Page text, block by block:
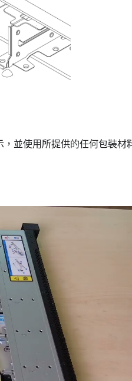
並使用所提供的任何包裝材